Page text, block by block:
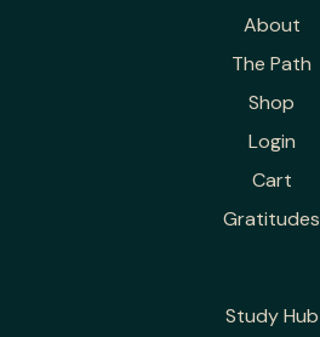
About
The Path
Shop
Login
Cart
Gratitudes
Study Hub